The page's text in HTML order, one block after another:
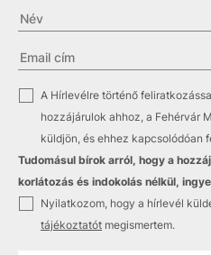
A Hírlevélre történő
hozzájárulok ahhoz, a Fehérvár
küldjön, és ehhez kapcsolódóan
Tudomásul bírok arról, hogy a
korlátozás és indokolás nélkül,
Nyilatkozom, hogy a hírlevél
tájékoztatót megismertem.